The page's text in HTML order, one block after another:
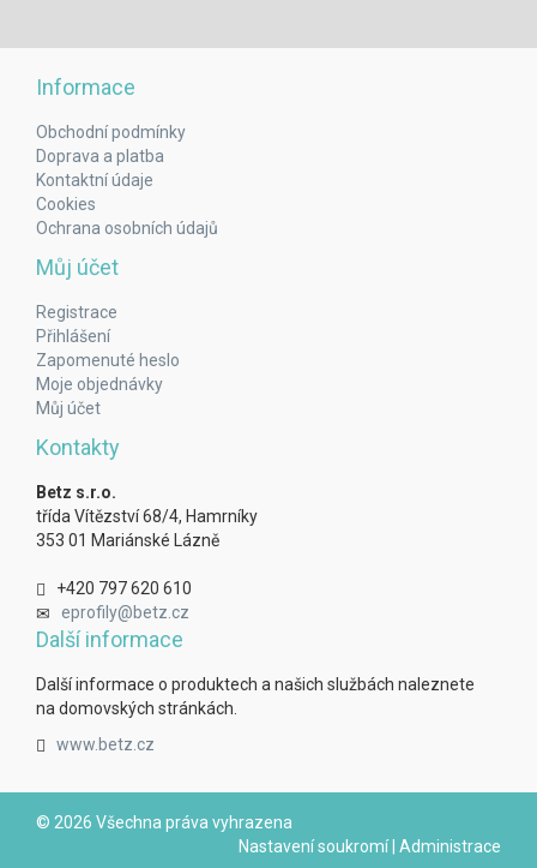
Informace
Obchodní podmínky
Doprava a platba
Kontaktní údaje
Cookies
Ochrana osobních údajů
Můj účet
Registrace
Přihlášení
Zapomenuté heslo
Moje objednávky
Můj účet
Kontakty
Betz s.r.o.
třída Vítězství 68/4, Hamrníky
353 01 Mariánské Lázně
+420 797 620 610
eprofily@betz.cz
Další informace
Další informace o produktech a našich službách naleznete
na domovských stránkách.
www.betz.cz
© 2026 Všechna práva vyhrazena
Nastavení soukromí| Administrace